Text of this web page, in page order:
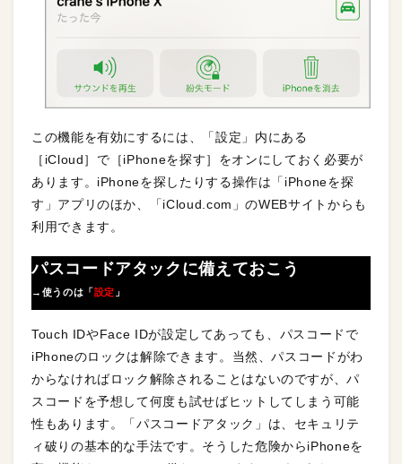
この機能を有効にするには、「設定」内にある
［iCloud］で［iPhoneを探す］をオンにしておく必要が
あります。iPhoneを探したりする操作は「iPhoneを探
す」アプリのほか、「iCloud.com」のWEBサイトからも
利用できます。
パスコードアタックに備えておこう
→使うのは「設定 」
Touch IDやFace IDが設定してあっても、パスコードで
iPhoneのロックは解除できます。当然、パスコードがわ
からなければロック解除されることはないのですが、パ
スコードを予想して何度も試せばヒットしてしまう可能
性もあります。「パスコードアタック」は、セキュリテ
ィ破りの基本的な手法です。そうした危険からiPhoneを